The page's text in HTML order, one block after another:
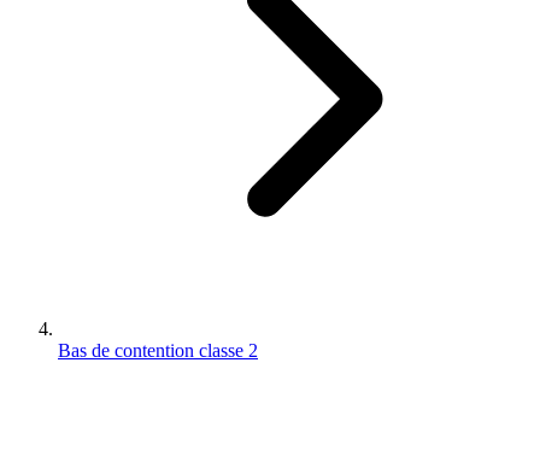
Bas de contention classe 2